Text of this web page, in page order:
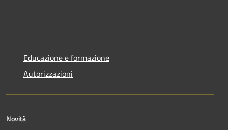
Educazione e formazione
Autorizzazioni
Novità